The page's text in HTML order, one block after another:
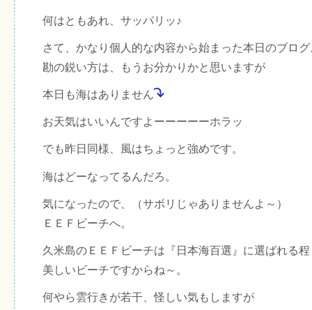
何はともあれ、サッパリッ♪
さて、かなり個人的な内容から始まった本日のブログ
勘の鋭い方は、もうお分かりかと思いますが
本日も海はありません
お天気はいいんですよーーーーーホラッ
でも昨日同様、風はちょっと強めです。
海はどーなってるんだろ。
気になったので、（サボリじゃありませんよ～）
ＥＥＦビーチへ。
久米島のＥＥＦビーチは『日本海百選』に選ばれる程
美しいビーチですからね～。
何やら雲行きが若干、怪しい気もしますが